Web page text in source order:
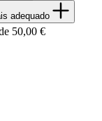
adequado
50,00 €